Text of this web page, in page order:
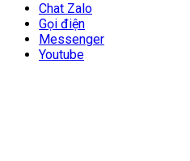
Chat Zalo
Gọi điện
Messenger
Youtube